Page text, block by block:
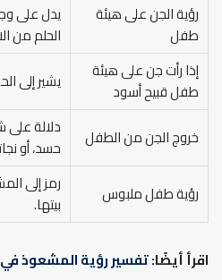
رؤية الجن على هيئة
طفل
يدل على
الحلم من
إذا رأت جن على هيئة
طفل قبيح أسود
يشير إلى
خروج الجن من الطفل
دلالة
حسد، أو
رؤية طفل ملبوس
رمز إلى
بيتها.
اقرأ أيضًا:تفسير رؤية المشعوذ في